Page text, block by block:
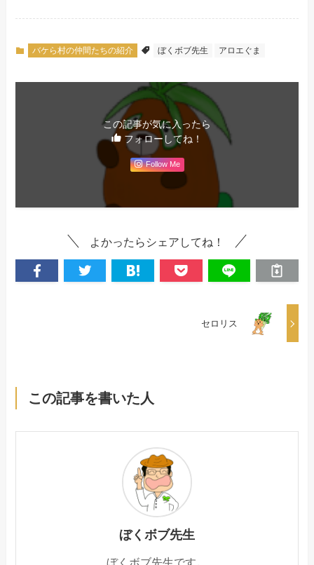
バケら村の仲間たちの紹介 ぼくボブ先生 アロエぐま
この記事が気に入ったら
フォローしてね！
Follow Me
よかったらシェアしてね！
セロリス
この記事を書いた人
ぼくボブ先生
ぼくボブ先生です。